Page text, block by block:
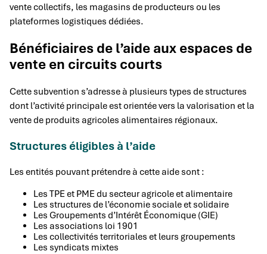
vente collectifs, les magasins de producteurs ou les
plateformes logistiques dédiées.
Bénéficiaires de l’aide aux espaces de
vente en circuits courts
Cette subvention s’adresse à plusieurs types de structures
dont l’activité principale est orientée vers la valorisation et la
vente de produits agricoles alimentaires régionaux.
Structures éligibles à l’aide
Les entités pouvant prétendre à cette aide sont :
Les TPE et PME du secteur agricole et alimentaire
Les structures de l’économie sociale et solidaire
Les Groupements d’Intérêt Économique (GIE)
Les associations loi 1901
Les collectivités territoriales et leurs groupements
Les syndicats mixtes